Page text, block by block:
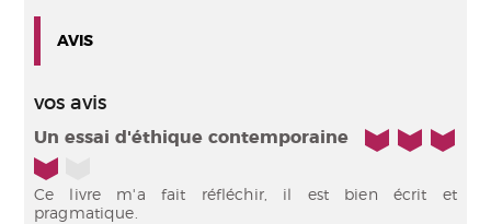
AVIS
vos avis
Un essai d'éthique contemporaine 4/5
Ce livre m'a fait réfléchir, il est bien écrit et
pragmatique.